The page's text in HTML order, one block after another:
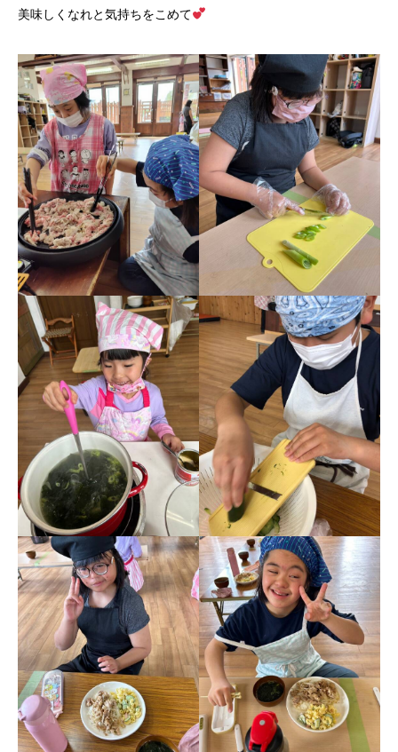
美味しくなれと気持ちをこめて